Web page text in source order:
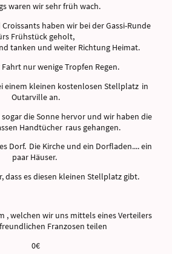
waren wir sehr früh wach.
haben wir bei der Gassi-Runde
Frühstück geholt,
tanken und weiter Richtung Heimat.
nur wenige Tropfen Regen.
einem kleinen kostenlosen Stellplatz in
Outarville an.
die Sonne hervor und wir haben die
Handtücher raus gehangen.
Dorf. Die Kirche und ein Dorfladen.... ein
paar Häuser.
dass es diesen kleinen Stellplatz gibt.
, welchen wir uns mittels eines Verteilers
Franzosen teilen
0€